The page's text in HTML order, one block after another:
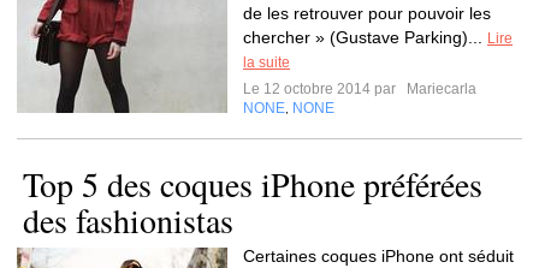
de les retrouver pour pouvoir les
chercher » (Gustave Parking)...
Lire
la suite
Le 12 octobre 2014 par
Mariecarla
NONE NONE
Top 5 des coques iPhone préférées
des fashionistas
Certaines coques iPhone ont séduit